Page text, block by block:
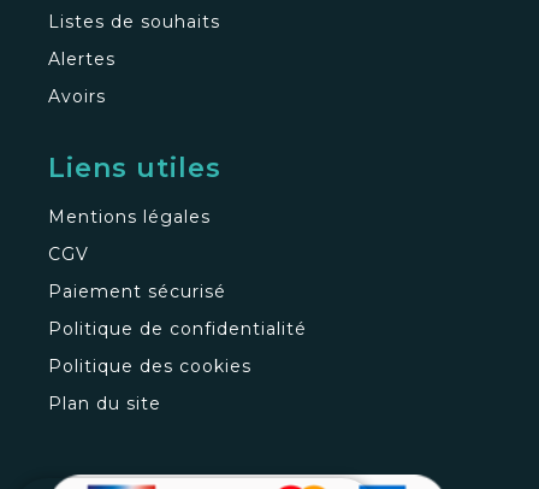
Listes de souhaits
Alertes
Avoirs
Liens utiles
Mentions légales
CGV
Paiement sécurisé
Politique de confidentialité
Politique des cookies
Plan du site